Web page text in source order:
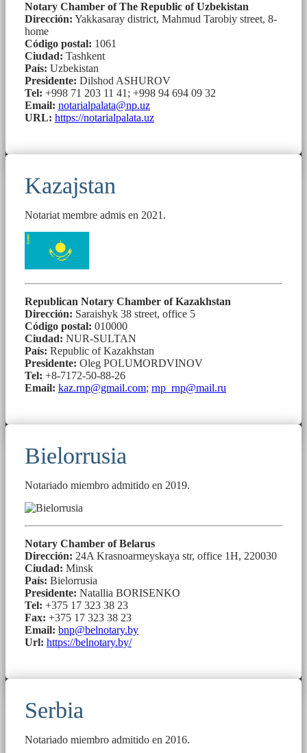
Notary Chamber of The Republic of Uzbekistan
Dirección: Yakkasaray district, Mahmud Tarobiy street, 8-
home
Código postal: 1061
Ciudad: Tashkent
País: Uzbekistan
Presidente: Dilshod ASHUROV
Tel: +998 71 203 11 41; +998 94 694 09 32
Email: notarialpalata@np.uz
URL: https://notarialpalata.uz
Kazajstan
Notariat membre admis en 2021.
Republican Notary Chamber of Kazakhstan
Dirección: Saraishyk 38 street, office 5
Código postal: 010000
Ciudad: NUR-SULTAN
País: Republic of Kazakhstan
Presidente: Oleg POLUMORDVINOV
Tel: +8-7172-50-88-26
Email: kaz.rnp@gmail.com; rnp_rnp@mail.ru
Bielorrusia
Notariado miembro admitido en 2019.
Notary Chamber of Belarus
Dirección: 24A Krasnoarmeyskaya str, office 1H, 220030
Ciudad: Minsk
País: Bielorrusia
Presidente: Natallia BORISENKO
Tel: +375 17 323 38 23
Fax: +375 17 323 38 23
Email: bnp@belnotary.by
Url: https://belnotary.by/
Serbia
Notariado miembro admitido en 2016.